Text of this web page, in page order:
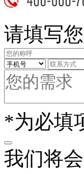
请填写
*为必填
我们将